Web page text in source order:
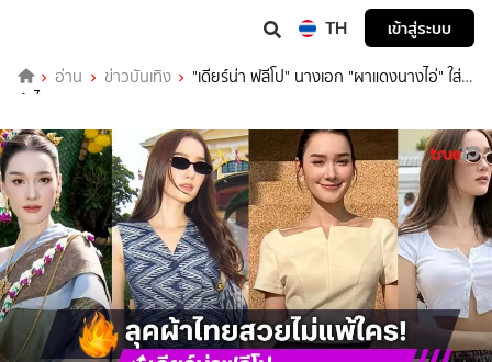
TH เข้าสู่ระบบ
อ่าน ข่าวบันเทิง
"เดียร์น่า ฟลีโป" นางเอก "ผาแดงนางไอ่" ใส่
ผ้าไทยสุดงดงาม